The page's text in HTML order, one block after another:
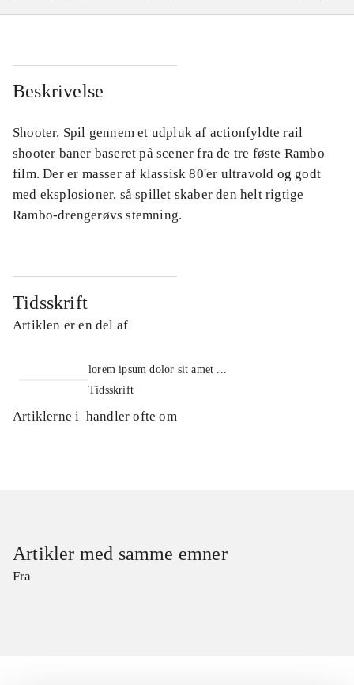
Beskrivelse
Shooter. Spil gennem et udpluk af actionfyldte rail
shooter baner baseret på scener fra de tre føste Rambo
film. Der er masser af klassisk 80'er ultravold og godt
med eksplosioner, så spillet skaber den helt rigtige
Rambo-drengerøvs stemning.
Tidsskrift
Artiklen er en del af
lorem ipsum dolor sit amet ...
Tidsskrift
Artiklerne i handler ofte om
Artikler med samme emner
Fra